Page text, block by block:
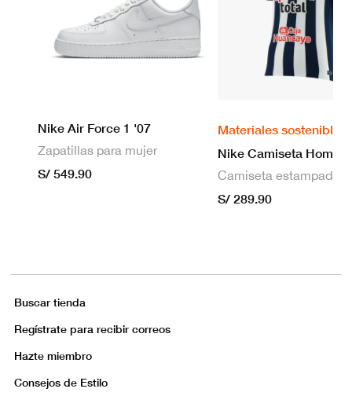
Nike Air Force 1 '07
Zapatillas para mujer
S/ 549.90
Materiales sostenibles
S/ 289.90
Buscar tienda
Regístrate para recibir correos
Hazte miembro
Consejos de Estilo